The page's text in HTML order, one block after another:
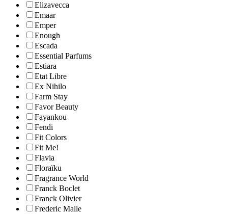
Elizavecca
Emaar
Emper
Enough
Escada
Essential Parfums
Estiara
Etat Libre
Ex Nihilo
Farm Stay
Favor Beauty
Fayankou
Fendi
Fit Colors
Fit Me!
Flavia
Floraïku
Fragrance World
Franck Boclet
Franck Olivier
Frederic Malle